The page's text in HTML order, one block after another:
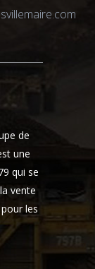
de
une
qui se
vente
les